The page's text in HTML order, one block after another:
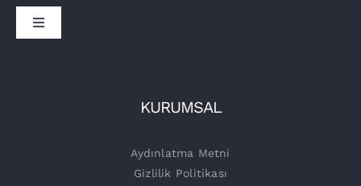
Toggle
KURUMSAL
Aydınlatma Metni
Gizlilik Politikası